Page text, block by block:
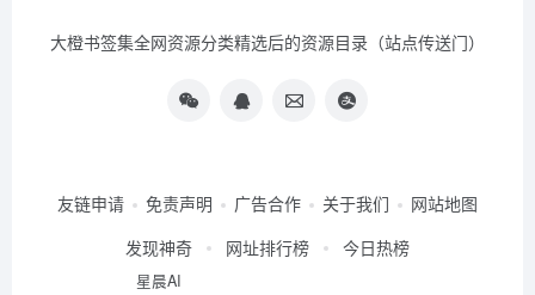
大橙书签集全网资源分类精选后的资源目录（站点传送门）
友链申请 免责声明 广告合作 关于我们
网站地图
发现神奇
星晨AI
网址排行榜 今日热榜